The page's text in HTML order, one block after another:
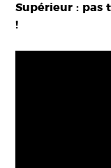
Supérieur : pas
!